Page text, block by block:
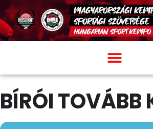
BÍRÓI TOVÁBB